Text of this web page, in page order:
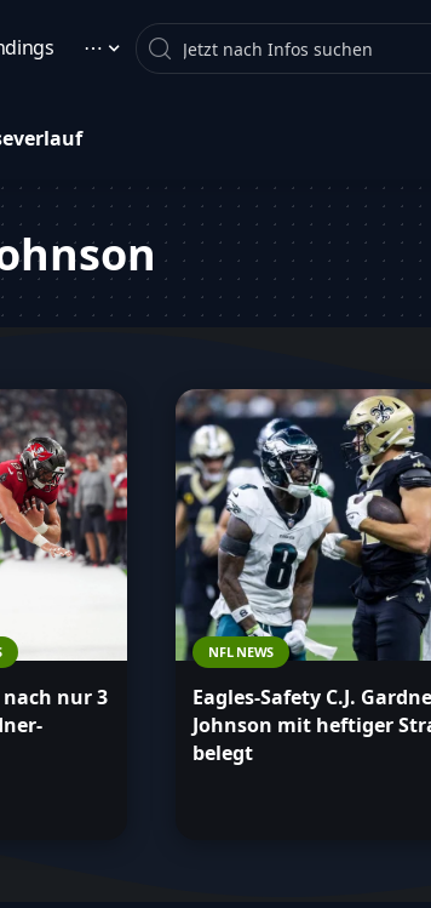
⋯ Search
nur 3
NFL NEWS
Eagles-Safety C.J.
Johnson mit heftiger
belegt